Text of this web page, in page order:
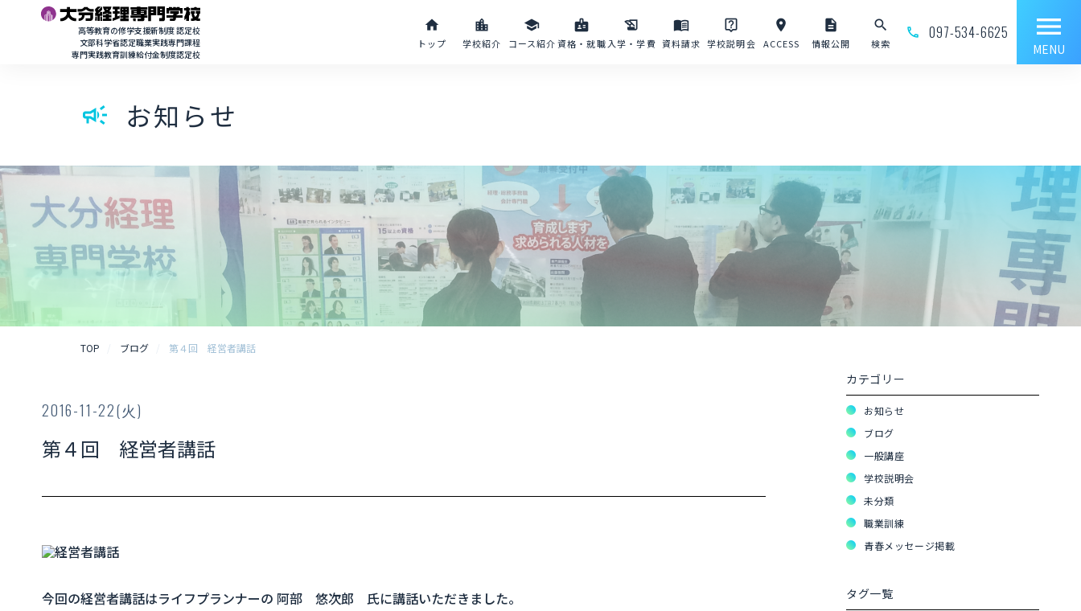
高等教育の修学支援新制度 認定校
文部科学省認定職業実践専門課程
専門実践教育訓練給付金制度認定校
home
トップ
location_city
学校紹介
school
コース紹介
badge
資格・就職
history_edu
入学・学費
menu_book
資料請求
live_help
学校説明会
place
ACCESS
description
情報公開
search
検索
phone_outline
097-534-6625 menu
MENU
campaign お知らせ
TOP ブログ 第４回 経営者講話
2016-11-22(火)
第４回 経営者講話
今回の経営者講話はライフプランナーの 阿部 悠次郎 氏に講話いただきました。
カテゴリー
お知らせ
ブログ
一般講座
学校説明会
未分類
職業訓練
青春メッセージ掲載
タグ一覧